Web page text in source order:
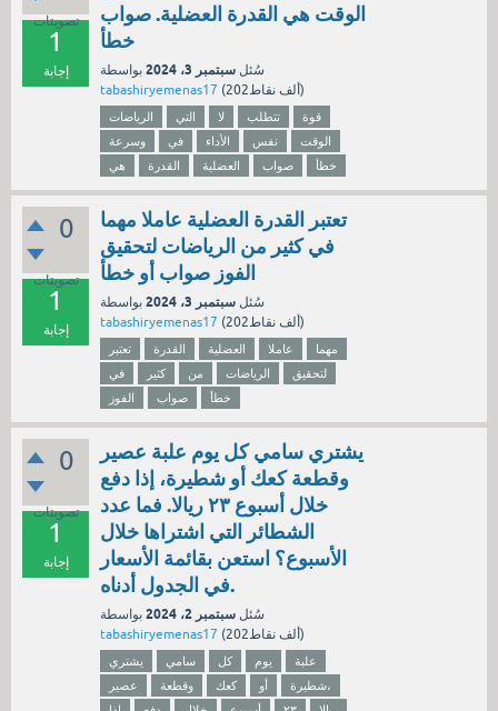
تصويتات
1
إجابة
الوقت هي القدرة العضلية. صواب
خطأ
سُئل سبتمبر 3، 2024
بواسطة
tabashiryemenas17 ( 202ألفنقاط)
الرياضات التي لا تتطلب
قوة
وسرعة
في الأداء نفس
الوقت
هي
القدرة العضلية صواب خطأ
0
تصويتات
1
إجابة
تعتبر القدرة العضلية عاملا مهما
في كثير من الرياضات لتحقيق
الفوز صواب أو خطأ
سُئل سبتمبر 3، 2024
بواسطة
tabashiryemenas17 ( 202ألفنقاط)
تعتبر القدرة العضلية عاملا
مهما
في
كثير من الرياضات
لتحقيق
الفوز
صواب خطأ
0
تصويتات
1
إجابة
يشتري سامي كل يوم علبة عصير
وقطعة كعك أو شطيرة، إذا دفع
خلال أسبوع ٢٣ ريالا. فما عدد
الشطائر التي اشتراها خلال
الأسبوع؟ استعن بقائمة الأسعار
في الجدول أدناه.
سُئل سبتمبر 2، 2024
بواسطة
tabashiryemenas17 ( 202ألفنقاط)
يشتري سامي كل يوم
علبة
عصير
وقطعة كعك أو
شطيرة،